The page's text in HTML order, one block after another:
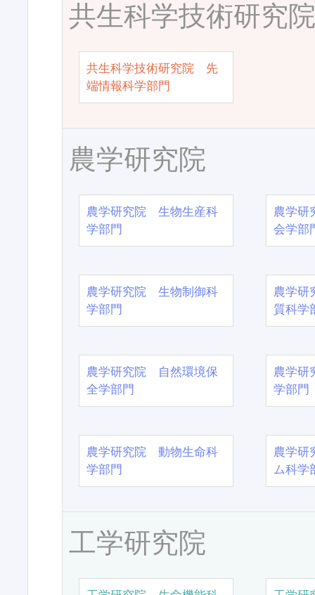
共生科学技術研究
共生科学技術研究院 先
端情報科学部門
農学研究院
農学研究院 生物生産科
学部門
農学
会学部
農学研究院 生物制御科
学部門
農学
質科学
農学研究院 自然環境保
全学部門
農学
学部門
農学研究院 動物生命科
学部門
農学
ム科学
工学研究院